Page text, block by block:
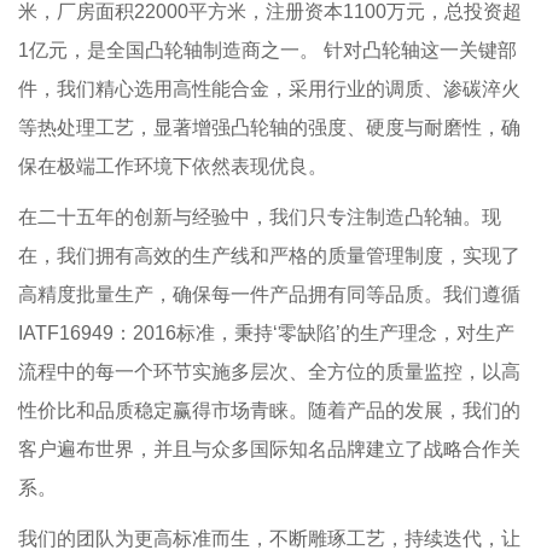
米，厂房面积22000平方米，注册资本1100万元，总投资超
1亿元，是全国凸轮轴制造商之一。 针对凸轮轴这一关键部
件，我们精心选用高性能合金，采用行业的调质、渗碳淬火
等热处理工艺，显著增强凸轮轴的强度、硬度与耐磨性，确
保在极端工作环境下依然表现优良。
在二十五年的创新与经验中，我们只专注制造凸轮轴。现
在，我们拥有高效的生产线和严格的质量管理制度，实现了
高精度批量生产，确保每一件产品拥有同等品质。我们遵循
IATF16949：2016标准，秉持‘零缺陷’的生产理念，对生产
流程中的每一个环节实施多层次、全方位的质量监控，以高
性价比和品质稳定赢得市场青睐。随着产品的发展，我们的
客户遍布世界，并且与众多国际知名品牌建立了战略合作关
系。
我们的团队为更高标准而生，不断雕琢工艺，持续迭代，让